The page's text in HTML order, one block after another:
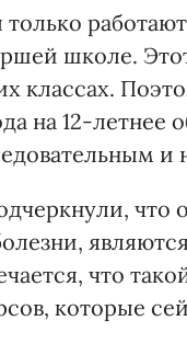
школе.
классах.
на 12-летнее
и
что
что
которые